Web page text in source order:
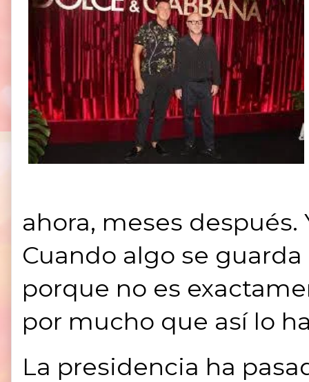
ahora, meses después.
Cuando algo se
porque no es
por mucho que así lo
La presidencia ha